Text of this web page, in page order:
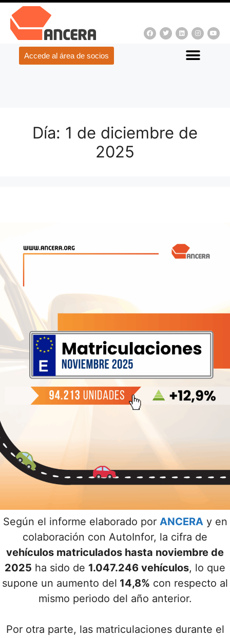
Accede al área de socios
Día: 1 de diciembre de
2025
Según el informe elaborado por ANCERAy en
colaboración con AutoInfor, la cifra de
vehículos matriculados hasta noviembre de
2025 ha sido de 1.047.246 vehículos, lo que
supone un aumento del 14,8% con respecto al
mismo periodo del año anterior.
Por otra parte, las matriculaciones durante el